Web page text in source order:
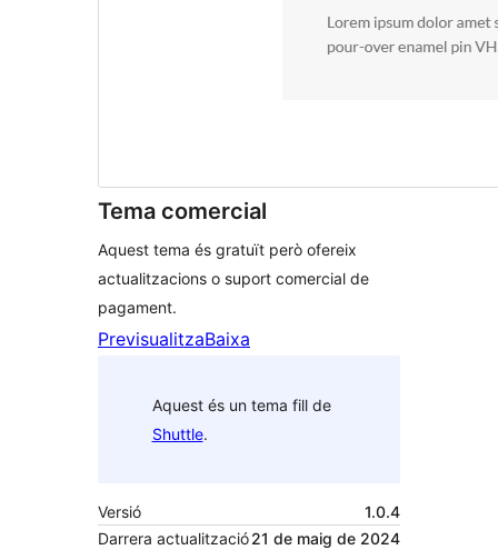
Tema comercial
Aquest tema és gratuït però ofereix
actualitzacions o suport comercial de
pagament.
PrevisualitzaBaixa
Aquest és un tema fill de
Shuttle.
Versió
1.0.4
Darrera actualització21 de maig de 2024